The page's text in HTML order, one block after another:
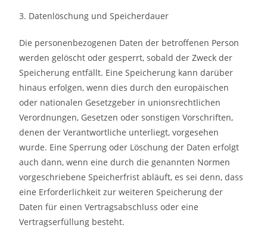
3. Datenlöschung und Speicherdauer
Die personenbezogenen Daten der betroffenen Person
werden gelöscht oder gesperrt, sobald der Zweck der
Speicherung entfällt. Eine Speicherung kann darüber
hinaus erfolgen, wenn dies durch den europäischen
oder nationalen Gesetzgeber in unionsrechtlichen
Verordnungen, Gesetzen oder sonstigen Vorschriften,
denen der Verantwortliche unterliegt, vorgesehen
wurde. Eine Sperrung oder Löschung der Daten erfolgt
auch dann, wenn eine durch die genannten Normen
vorgeschriebene Speicherfrist abläuft, es sei denn, dass
eine Erforderlichkeit zur weiteren Speicherung der
Daten für einen Vertragsabschluss oder eine
Vertragserfüllung besteht.